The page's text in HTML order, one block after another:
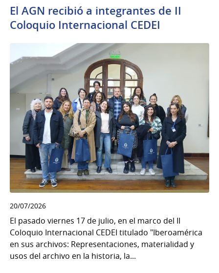
El AGN recibió a integrantes de II
Coloquio Internacional CEDEI
20/07/2026
El pasado viernes 17 de julio, en el marco del II
Coloquio Internacional CEDEI titulado "Iberoamérica
en sus archivos: Representaciones, materialidad y
usos del archivo en la historia, la...